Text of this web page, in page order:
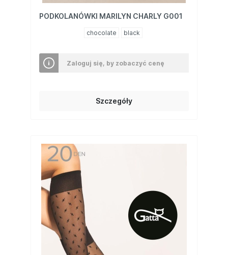
PODKOLANÓWKI MARILYN CHARLY G001
chocolate black
Zaloguj się, by zobaczyć cenę
Szczegóły